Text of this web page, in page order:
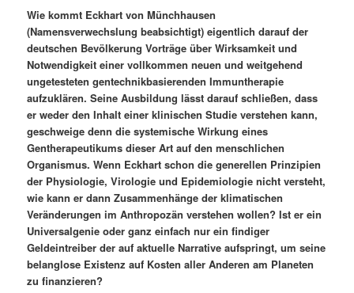
Wie kommt Eckhart von Münchhausen
(Namensverwechslung beabsichtigt) eigentlich darauf der
deutschen Bevölkerung Vorträge über Wirksamkeit und
Notwendigkeit einer vollkommen neuen und weitgehend
ungetesteten gentechnikbasierenden Immuntherapie
aufzuklären. Seine Ausbildung lässt darauf schließen, dass
er weder den Inhalt einer klinischen Studie verstehen kann,
geschweige denn die systemische Wirkung eines
Gentherapeutikums dieser Art auf den menschlichen
Organismus. Wenn Eckhart schon die generellen Prinzipien
der Physiologie, Virologie und Epidemiologie nicht versteht,
wie kann er dann Zusammenhänge der klimatischen
Veränderungen im Anthropozän verstehen wollen? Ist er ein
Universalgenie oder ganz einfach nur ein findiger
Geldeintreiber der auf aktuelle Narrative aufspringt, um seine
belanglose Existenz auf Kosten aller Anderen am Planeten
zu finanzieren?